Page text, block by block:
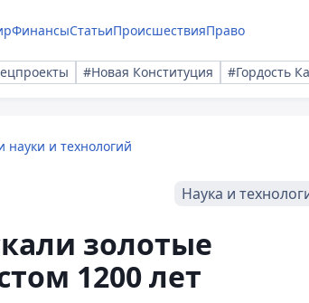
ФинансыСтатьиПроисшествияПраво
#Новая Конституция #Гордость
науки и технологий
Наука и
золотые
1200 лет